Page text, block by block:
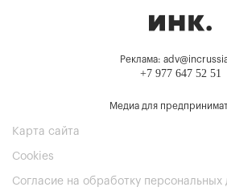
Реклама:
+7 977 647 52 51
Медиа для
Карта сайта
Cookies
Согласие на обработку персональных